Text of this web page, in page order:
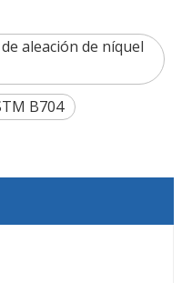
aleación de níquel
B704